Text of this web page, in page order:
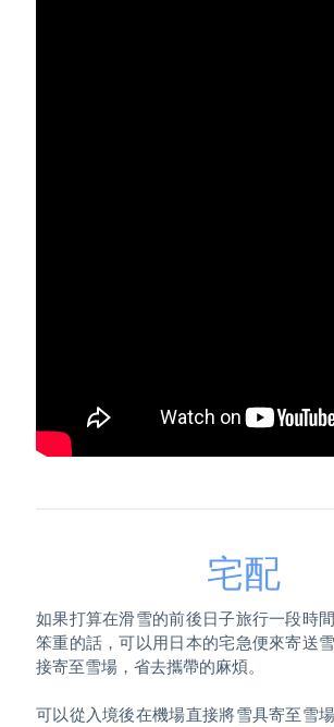
宅配
如果打算在滑雪的前後日子旅行一段時
笨重的話，可以用日本的宅急便來寄送
接寄至雪場，省去攜帶的麻煩。
可以從入境後在機場直接將雪具寄至雪